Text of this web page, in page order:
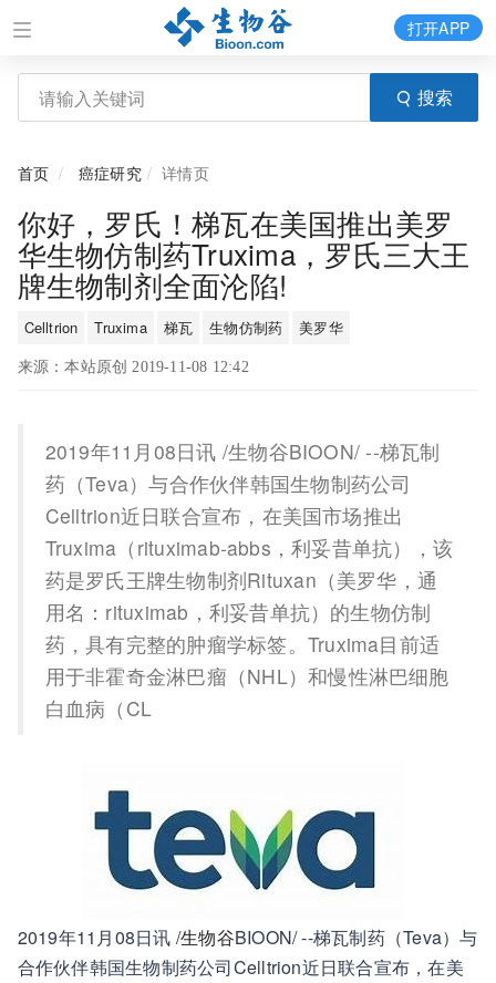
搜索
打开APP
首页 癌症研究 详情页
你好，罗氏！梯瓦在美国推出美罗
华生物仿制药Truxima，罗氏三大王
牌生物制剂全面沦陷!
Celltrion Truxima 梯瓦 生物仿制药 美罗华
来源：本站原创 2019-11-08 12:42
2019年11月08日讯 /生物谷BIOON/ --梯瓦制
药（Teva）与合作伙伴韩国生物制药公司
Celltrion近日联合宣布，在美国市场推出
Truxima（rituximab-abbs，利妥昔单抗），该
药是罗氏王牌生物制剂Rituxan（美罗华，通
用名：rituximab，利妥昔单抗）的生物仿制
药，具有完整的肿瘤学标签。Truxima目前适
用于非霍奇金淋巴瘤（NHL）和慢性淋巴细胞
白血病（CL
2019年11月08日讯 /生物谷BIOON/ --梯瓦制药（Teva）与
合作伙伴韩国生物制药公司Celltrion近日联合宣布，在美